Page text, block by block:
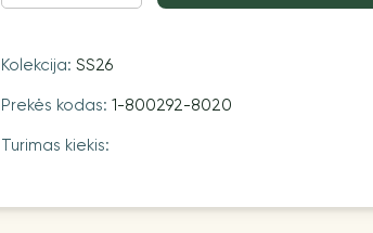
Kolekcija: SS26
Prekės kodas: 1-800292-8020
Turimas kiekis: